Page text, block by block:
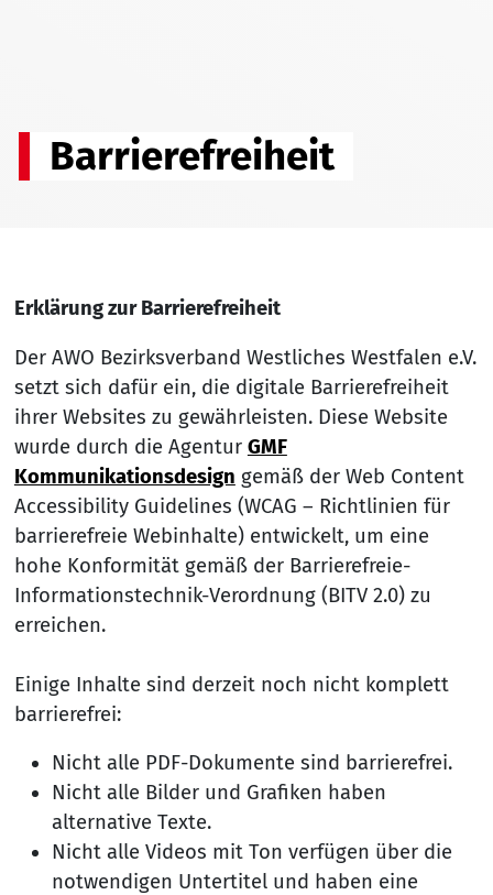
Barrierefreiheit
Erklärung zur Barrierefreiheit
Der AWO Bezirksverband Westliches Westfalen e.V.
setzt sich dafür ein, die digitale Barrierefreiheit
ihrer Websites zu gewährleisten. Diese Website
wurde durch die Agentur GMF
Kommunikationsdesign gemäß der Web Content
Accessibility Guidelines (WCAG – Richtlinien für
barrierefreie Webinhalte) entwickelt, um eine
hohe Konformität gemäß der Barrierefreie-
Informationstechnik-Verordnung (BITV 2.0) zu
erreichen.
Einige Inhalte sind derzeit noch nicht komplett
barrierefrei:
Nicht alle PDF-Dokumente sind barrierefrei.
Nicht alle Bilder und Grafiken haben
alternative Texte.
Nicht alle Videos mit Ton verfügen über die
notwendigen Untertitel und haben eine